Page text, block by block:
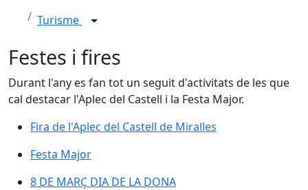
Turisme
Festes i fires
Durant l'any es fan tot un seguit d'activitats de les que
cal destacar l'Aplec del Castell i la Festa Major.
Fira de l'Aplec del Castell de Miralles
Fira de l'Aplec del Castell de Miralles
Festa Major
Festa Major
8 DE MARÇ DIA DE LA DONA
8 DE MARÇ DIA DE LA DONA